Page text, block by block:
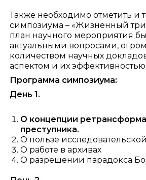
Также необходимо отметить и
симпозиума – «Жизненный
план научного мероприятия
актуальными вопросами,
количеством научных
аспектом и их эффективностью.
Программа симпозиума:
День 1.
О концепции
преступника.
О пользе
О работе в архивах
О разрешении парадокса